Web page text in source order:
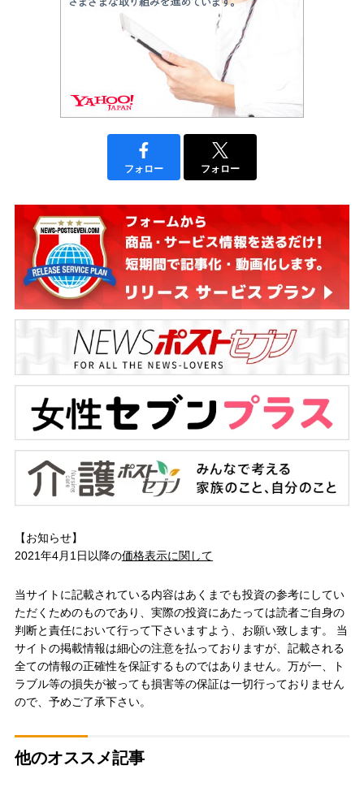
フォロー フォロー
【お知らせ】
2021年4月1日以降の価格表示に関して
当サイトに記載されている内容はあくまでも投資の参考にしてい
ただくためのものであり、実際の投資にあたっては読者ご自身の
判断と責任において行って下さいますよう、お願い致します。 当
サイトの掲載情報は細心の注意を払っておりますが、記載される
全ての情報の正確性を保証するものではありません。万が一、ト
ラブル等の損失が被っても損害等の保証は一切行っておりません
ので、予めご了承下さい。
他のオススメ記事